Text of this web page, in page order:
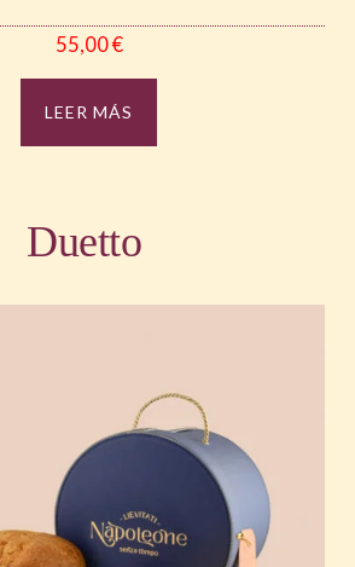
55,00€
LEER MÁS
Duetto